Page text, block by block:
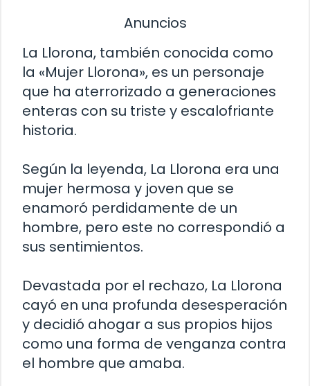
Anuncios
La Llorona, también conocida como
la «Mujer Llorona», es un personaje
que ha aterrorizado a generaciones
enteras con su triste y escalofriante
historia.
Según la leyenda, La Llorona era una
mujer hermosa y joven que se
enamoró perdidamente de un
hombre, pero este no correspondió a
sus sentimientos.
Devastada por el rechazo, La Llorona
cayó en una profunda desesperación
y decidió ahogar a sus propios hijos
como una forma de venganza contra
el hombre que amaba.